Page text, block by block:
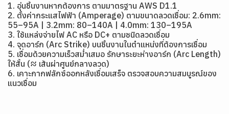
1. อุ่นชิ้นงานหากต้องการ ตามมาตรฐาน AWS D1.1
2. ตั้งค่ากระแสไฟฟ้า (Amperage) ตามขนาดลวดเชื่อม: 2.6mm:
55–95A | 3.2mm: 80–140A | 4.0mm: 130–195A
3. ใช้แหล่งจ่ายไฟ AC หรือ DC+ ตามชนิดลวดเชื่อม
4. จุดอาร์ก (Arc Strike) บนชิ้นงานในตำแหน่งที่ต้องการเชื่อม
5. เชื่อมด้วยความเร็วสม่ำเสมอ รักษาระยะห่างอาร์ก (Arc Length)
ให้สั้น (≈ เส้นผ่าศูนย์กลางลวด)
6. เคาะกากฟลักซ์ออกหลังเชื่อมเสร็จ ตรวจสอบความสมบูรณ์ของ
แนวเชื่อม